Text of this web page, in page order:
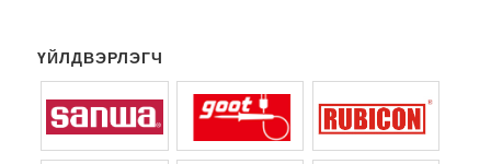
ҮЙЛДВЭРЛЭГЧ